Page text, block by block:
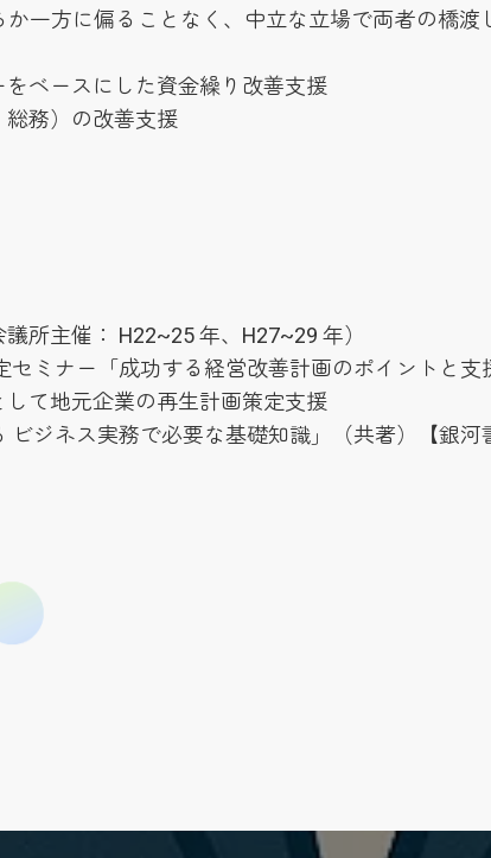
か一方に偏ることなく、中立な立場で両者の橋
ベースにした資金繰り改善支援
総務）の改善支援
所主催： H22~25 年、H27~29 年）
セミナー「成功する経営改善計画のポイントと支
て地元企業の再生計画策定支援
ビジネス実務で必要な基礎知識」（共著）【銀河